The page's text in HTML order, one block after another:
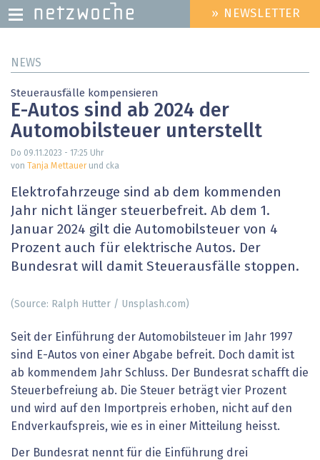
zum
HEADER
MENU
» NEWSLETTER
NEWS
Steuerausfälle kompensieren
E-Autos sind ab 2024 der
Automobilsteuer unterstellt
Do 09.11.2023 - 17:25 Uhr
von
Tanja Mettauerund cka
Elektrofahrzeuge sind ab dem kommenden
Jahr nicht länger steuerbefreit. Ab dem 1.
Januar 2024 gilt die Automobilsteuer von 4
Prozent auch für elektrische Autos. Der
Bundesrat will damit Steuerausfälle stoppen.
(Source: Ralph Hutter / Unsplash.com)
Seit der Einführung der Automobilsteuer im Jahr 1997
sind E-Autos von einer Abgabe befreit. Doch damit ist
ab kommendem Jahr Schluss. Der Bundesrat schafft die
Steuerbefreiung ab. Die Steuer beträgt vier Prozent
und wird auf den Importpreis erhoben, nicht auf den
Endverkaufspreis, wie es in einer Mitteilung heisst.
Der Bundesrat nennt für die Einführung drei